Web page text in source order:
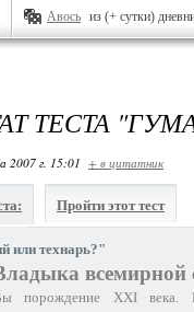
Авось из (+ сутки)
ТЕСТА
2007 г. 15:01 + в цитатник
Пройти этот тест
или технарь?"
всемирной
порождение XXI века.